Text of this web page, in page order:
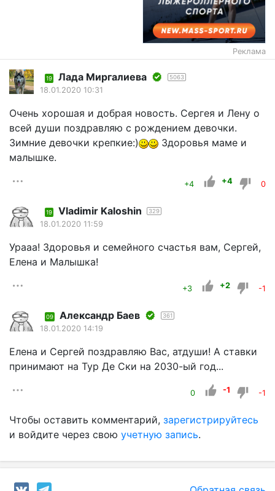
Реклама
19 Лада Миргалиева 5063
18.01.2020 10:31
Очень хорошая и добрая новость. Сергея и Лену о
всей души поздравляю с рождением девочки.
Зимние девочки крепкие:)
Здоровья маме и
малышке.
+4 +4 0
19 Vladimir Kaloshin 329
18.01.2020 11:59
Урааа! Здоровья и семейного счастья вам, Сергей,
Елена и Малышка!
+3 +2 -1
09 Александр Баев 361
18.01.2020 14:19
Елена и Сергей поздравляю Вас, атдуши! А ставки
принимают на Тур Де Ски на 2030-ый год...
0 -1 -1
Чтобы оставить комментарий, зарегистрируйтесь
и войдите через свою учетную запись.